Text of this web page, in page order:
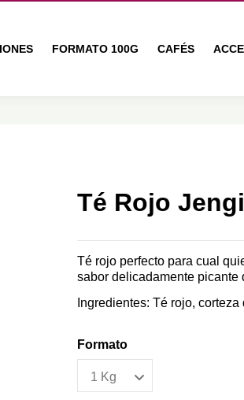
FORMATO 100G CAFÉS
Té Rojo
Té rojo perfecto para cual
sabor delicadamente picante
Ingredientes: Té rojo,
Formato